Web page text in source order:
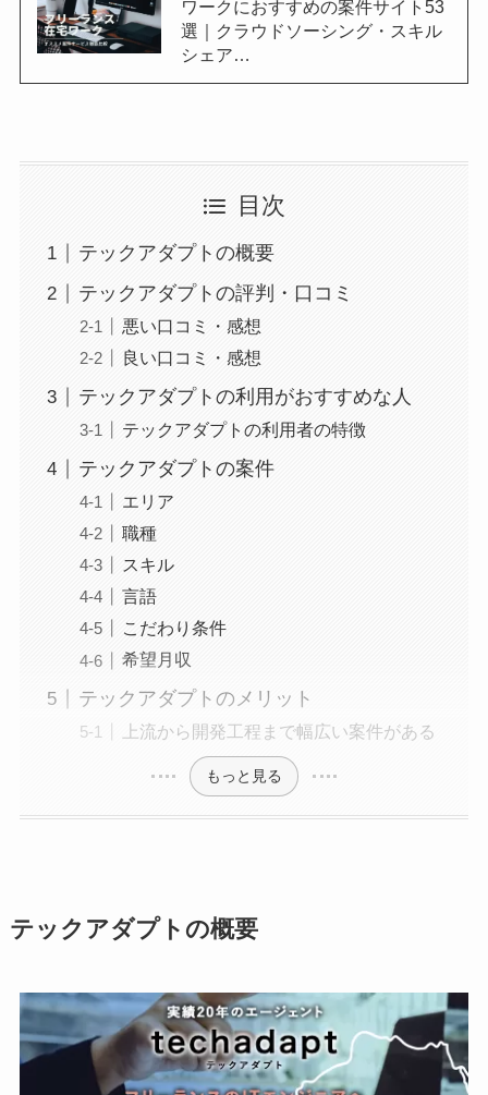
ワークにおすすめの案件サイト53
選｜クラウドソーシング・スキル
シェア…
目次
テックアダプトの概要
テックアダプトの評判・口コミ
悪い口コミ・感想
良い口コミ・感想
テックアダプトの利用がおすすめな人
テックアダプトの利用者の特徴
テックアダプトの案件
エリア
職種
スキル
言語
こだわり条件
希望月収
テックアダプトのメリット
上流から開発工程まで幅広い案件がある
もっと見る
テックアダプトの概要